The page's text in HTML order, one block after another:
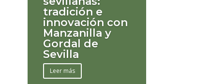
tradición e
innovación con
Manzanilla y
Gordal de
Sevilla
Leer más